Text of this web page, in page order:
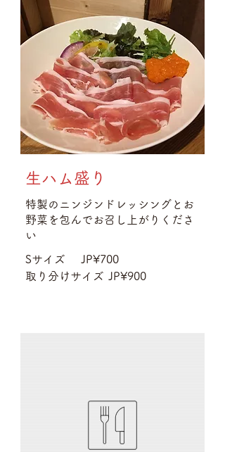
生ハム盛り
特製のニンジンドレッシングとお
野菜を包んでお召し上がりくださ
い
Sサイズ
JP¥700
取り分けサイズ JP¥900